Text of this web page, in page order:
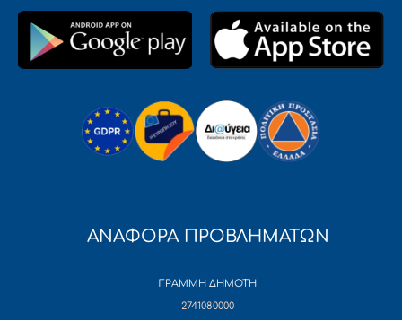
ΑΝΑΦΟΡΑ ΠΡΟΒΛΗΜΑΤΩΝ
ΓΡΑΜΜΗ ΔΗΜΟΤΗ
2741080000